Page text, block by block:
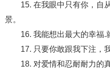
15. 在我眼中只有你，自从
景。
16. 我能想出最大的幸福.就
17. 只要你敢跟我下注，我
18. 对爱情和忍耐耐力的真